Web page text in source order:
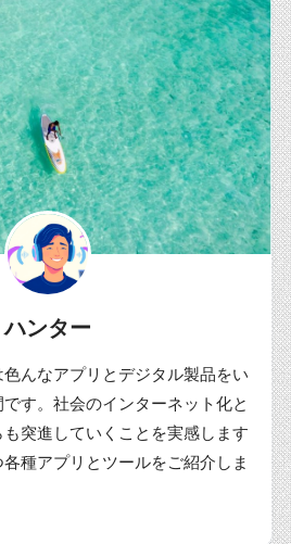
ハンター
んなアプリとデジタル製品をい
す。社会のインターネット化と
突進していくことを実感します
種アプリとツールをご紹介しま